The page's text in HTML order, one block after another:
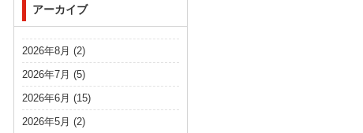
アーカイブ
2026年8月 (2)
2026年7月 (5)
2026年6月 (15)
2026年5月 (2)